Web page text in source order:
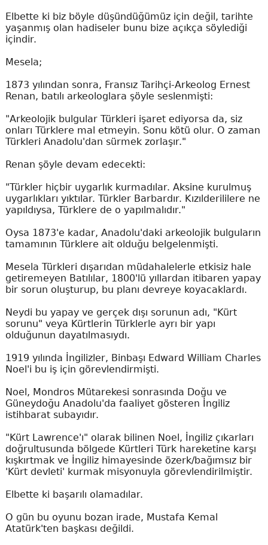
Elbette ki biz böyle düşündüğümüz için değil, tarihte
yaşanmış olan hadiseler bunu bize açıkça söylediği
içindir.
Mesela;
1873 yılından sonra, Fransız Tarihçi-Arkeolog Ernest
Renan, batılı arkeologlara şöyle seslenmişti:
"Arkeolojik bulgular Türkleri işaret ediyorsa da, siz
onları Türklere mal etmeyin. Sonu kötü olur. O zaman
Türkleri Anadolu'dan sürmek zorlaşır."
Renan şöyle devam edecekti:
"Türkler hiçbir uygarlık kurmadılar. Aksine kurulmuş
uygarlıkları yıktılar. Türkler Barbardır. Kızılderililere ne
yapıldıysa, Türklere de o yapılmalıdır."
Oysa 1873'e kadar, Anadolu'daki arkeolojik bulguların
tamamının Türklere ait olduğu belgelenmişti.
Mesela Türkleri dışarıdan müdahalelerle etkisiz hale
getiremeyen Batılılar, 1800'lü yıllardan itibaren yapay
bir sorun oluşturup, bu planı devreye koyacaklardı.
Neydi bu yapay ve gerçek dışı sorunun adı, "Kürt
sorunu" veya Kürtlerin Türklerle ayrı bir yapı
olduğunun dayatılmasıydı.
1919 yılında İngilizler, Binbaşı Edward William Charles
Noel'i bu iş için görevlendirmişti.
Noel, Mondros Mütarekesi sonrasında Doğu ve
Güneydoğu Anadolu'da faaliyet gösteren İngiliz
istihbarat subayıdır.
"Kürt Lawrence'ı" olarak bilinen Noel, İngiliz çıkarları
doğrultusunda bölgede Kürtleri Türk hareketine karşı
kışkırtmak ve İngiliz himayesinde özerk/bağımsız bir
'Kürt devleti' kurmak misyonuyla görevlendirilmiştir.
Elbette ki başarılı olamadılar.
O gün bu oyunu bozan irade, Mustafa Kemal
Atatürk'ten başkası değildi.